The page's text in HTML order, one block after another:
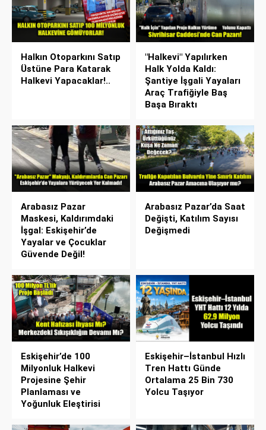
Halkın Otoparkını Satıp
Üstüne Para Katarak
Halkevi Yapacaklar!..
"Halkevi" Yapılırken
Halk Yolda Kaldı:
Şantiye İşgali Yayaları
Araç Trafiğiyle Baş
Başa Bıraktı
Arabasız Pazar
Maskesi, Kaldırımdaki
İşgal: Eskişehir’de
Yayalar ve Çocuklar
Güvende Değil!
Arabasız Pazar’da Saat
Değişti, Katılım Sayısı
Değişmedi
Eskişehir’de 100
Milyonluk Halkevi
Projesine Şehir
Planlaması ve
Yoğunluk Eleştirisi
Eskişehir–İstanbul Hızlı
Tren Hattı Günde
Ortalama 25 Bin 730
Yolcu Taşıyor